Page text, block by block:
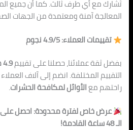
تُشارك مع أي طرف ثالث. كما أن جميع
المعالجة آمنة ومعتمدة من الجهات
تقييمات العملاء: 4.9/5 نجوم
بفضل ثقة عملائنا، حصلنا على تقييم4.9 من 5 نجوم
التقييم المختلفة. انضم إلى آلاف
راحتهم معالأوائل لمكافحة الحشرات.
الـ 48 ساعة القادمة!